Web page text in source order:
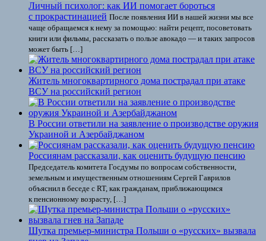
Личный психолог: как ИИ помогает бороться
с прокрастинацией После появления ИИ в нашей жизни мы все
чаще обращаемся к нему за помощью: найти рецепт, посоветовать
книги или фильмы, рассказать о пользе авокадо — и таких запросов
может быть […]
Житель многоквартирного дома пострадал при атаке
ВСУ на российский регион
В России ответили на заявление о производстве оружия
Украиной и Азербайджаном
Россиянам рассказали, как оценить будущую пенсию
Председатель комитета Госдумы по вопросам собственности,
земельным и имущественным отношениям Сергей Гаврилов
объяснил в беседе с RT, как гражданам, приближающимся
к пенсионному возрасту, […]
Шутка премьер-министра Польши о «русских» вызвала